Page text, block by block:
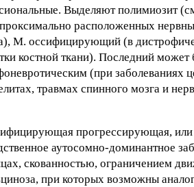
Выделяют полимиозит
расположенных
М. оссифицирующий (в
костной ткани). Последний
(при заболеваниях
травмах спинного мозга и
прогрессирующая,
аутосомно-доминантное
скованностью, ограничением
при которых возможны